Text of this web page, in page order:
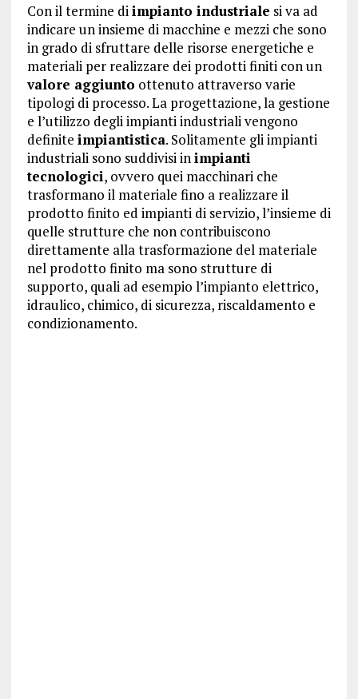
Con il termine diimpianto industriale si va ad
indicare un insieme di macchine e mezzi che sono
in grado di sfruttare delle risorse energetiche e
materiali per realizzare dei prodotti finiti con un
valore aggiunto ottenuto attraverso varie
tipologi di processo. La progettazione, la gestione
e l’utilizzo degli impianti industriali vengono
definite impiantistica. Solitamente gli impianti
industriali sono suddivisi inimpianti
tecnologici, ovvero quei macchinari che
trasformano il materiale fino a realizzare il
prodotto finito ed impianti di servizio, l’insieme di
quelle strutture che non contribuiscono
direttamente alla trasformazione del materiale
nel prodotto finito ma sono strutture di
supporto, quali ad esempio l’impianto elettrico,
idraulico, chimico, di sicurezza, riscaldamento e
condizionamento.